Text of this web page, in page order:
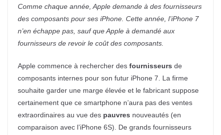
Comme chaque année, Apple demande à des fournisseurs
des composants pour ses iPhone. Cette année, l’iPhone 7
n’en échappe pas, sauf que Apple à demandé aux
fournisseurs de revoir le coût des composants.
Apple commence à rechercher des fournisseurs de
composants internes pour son futur iPhone 7. La firme
souhaite garder une marge élevée et le fabricant suppose
certainement que ce smartphone n’aura pas des ventes
extraordinaires au vue des pauvres nouveautés (en
comparaison avec l’iPhone 6S). De grands fournisseurs